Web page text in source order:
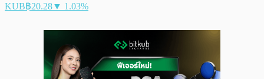
KUB฿20.28▼ 1.03%